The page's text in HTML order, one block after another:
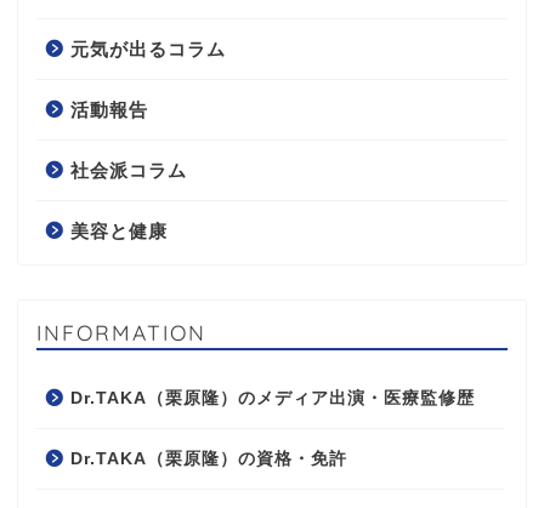
元気が出るコラム
活動報告
社会派コラム
美容と健康
INFORMATION
Dr.TAKA（栗原隆）のメディア出演・医療監修歴
Dr.TAKA（栗原隆）の資格・免許